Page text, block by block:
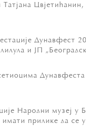
Дунавфест
и ЈП
Народни музеј
имати прилике да